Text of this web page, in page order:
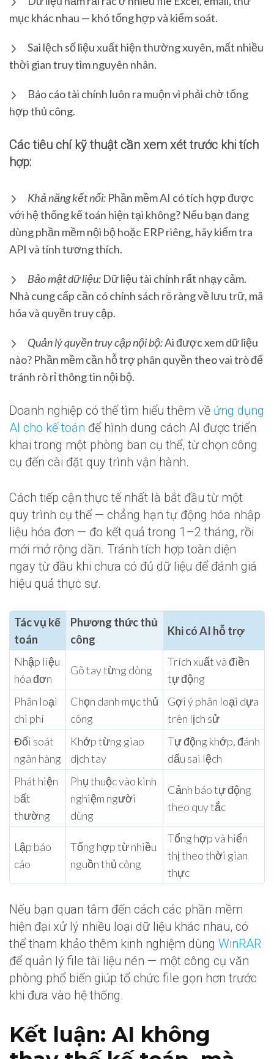
mục khác nhau — khó tổng hợp và kiểm soát.
Sai lệch số liệu xuất hiện thường xuyên, mất nhiều
thời gian truy tìm nguyên nhân.
Báo cáo tài chính luôn ra muộn vì phải chờ tổng
hợp thủ công.
Các tiêu chí kỹ thuật cần xem xét trước khi tích
hợp:
Khả năng kết nối: Phần mềm AI có tích hợp được
với hệ thống kế toán hiện tại không? Nếu bạn đang
dùng phần mềm nội bộ hoặc ERP riêng, hãy kiểm tra
API và tính tương thích.
Bảo mật dữ liệu: Dữ liệu tài chính rất nhạy cảm.
Nhà cung cấp cần có chính sách rõ ràng về lưu trữ, mã
hóa và quyền truy cập.
Quản lý quyền truy cập nội bộ:Ai được xem dữ liệu
nào? Phần mềm cần hỗ trợ phân quyền theo vai trò để
tránh rò rỉ thông tin nội bộ.
Doanh nghiệp có thể tìm hiểu thêm về ứng dụng
AI cho kế toán để hình dung cách AI được triển
khai trong một phòng ban cụ thể, từ chọn công
cụ đến cài đặt quy trình vận hành.
Cách tiếp cận thực tế nhất là bắt đầu từ một
quy trình cụ thể — chẳng hạn tự động hóa nhập
liệu hóa đơn — đo kết quả trong 1–2 tháng, rồi
mới mở rộng dần. Tránh tích hợp toàn diện
ngay từ đầu khi chưa có đủ dữ liệu để đánh giá
hiệu quả thực sự.
Tác vụ kế
toán
Phương thức thủ
công
Khi có AI hỗ trợ
Nhập liệu
hóa đơn
Gõ tay từng dòng
Trích xuất và điền
tự động
Phân loại
chi phí
Chọn danh mục thủ
công
Gợi ý phân loại dựa
trên lịch sử
Đối soát
ngân hàng
Khớp từng giao
dịch tay
Tự động khớp, đánh
dấu sai lệch
Phát hiện
bất
thường
Phụ thuộc vào kinh
nghiệm người
dùng
Cảnh báo tự động
theo quy tắc
Lập báo
cáo
Tổng hợp từ nhiều
nguồn thủ công
Tổng hợp và hiển
thị theo thời gian
thực
Nếu bạn quan tâm đến cách các phần mềm
hiện đại xử lý nhiều loại dữ liệu khác nhau, có
thể tham khảo thêm kinh nghiệm dùng WinRAR
để quản lý file tài liệu nén — một công cụ văn
phòng phổ biến giúp tổ chức file gọn hơn trước
khi đưa vào hệ thống.
Kết luận: AI không